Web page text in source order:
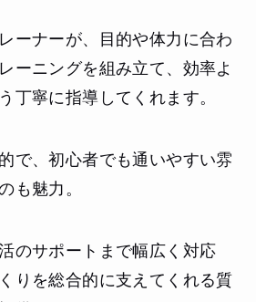
ーナーが、目的や体力に合わ
ーニングを組み立て、効率よ
丁寧に指導してくれます。
で、初心者でも通いやすい雰
も魅力。
のサポートまで幅広く対応
りを総合的に支えてくれる質